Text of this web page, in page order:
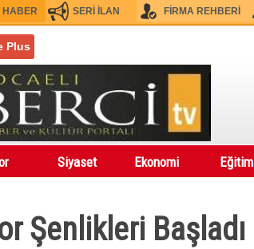
HABER SERİ İLAN FİRMA REHBERİ
Plus
Siyaset Ekonomi Eğitim
Şenlikleri Başladı